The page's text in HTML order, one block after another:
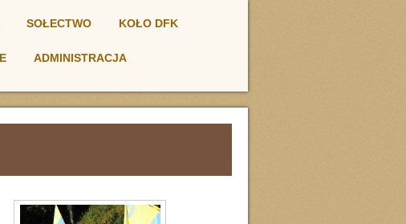
SOŁECTWO KOŁO DFK
ADMINISTRACJA